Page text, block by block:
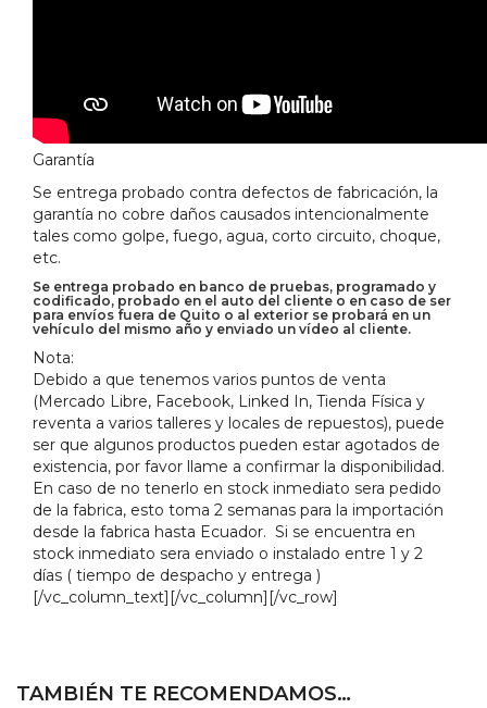
Garantía
Se entrega probado contra defectos de fabricación, la
garantía no cobre daños causados intencionalmente
tales como golpe, fuego, agua, corto circuito, choque,
etc.
Se entrega probado en banco de pruebas, programado y
codificado, probado en el auto del cliente o en caso de ser
para envíos fuera de Quito o al exterior se probará en un
vehículo del mismo año y enviado un vídeo al cliente.
Nota:
Debido a que tenemos varios puntos de venta
(Mercado Libre, Facebook, Linked In, Tienda Física y
reventa a varios talleres y locales de repuestos), puede
ser que algunos productos pueden estar agotados de
existencia, por favor llame a confirmar la disponibilidad.
En caso de no tenerlo en stock inmediato sera pedido
de la fabrica, esto toma 2 semanas para la importación
desde la fabrica hasta Ecuador. Si se encuentra en
stock inmediato sera enviado o instalado entre 1 y 2
días ( tiempo de despacho y entrega )
[/vc_column_text][/vc_column][/vc_row]
TAMBIÉN TE RECOMENDAMOS…